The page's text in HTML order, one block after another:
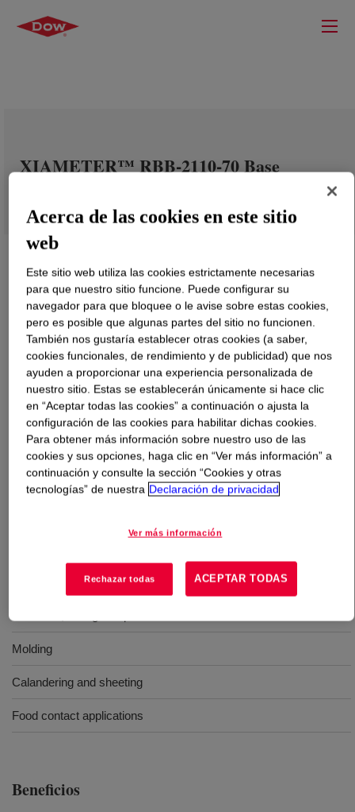
XIAMETER™ RBB-2110-70 Base
Qué esXIAMETER™ RBB-2110-70 Base?
A 70 Durometer, translucent, high strength grade,
uncatalyzed Silicone Rubber Base with high mechanical
properties, high tear strength, ability to accept extending
fillers, and very good hot de-molding. Typical
calandering and sheeting suitable for food contact.
Molding
Calandering and sheeting
Food contact applications
Beneficios
Acerca de las cookies en este sitio
web
Este sitio web utiliza las cookies estrictamente necesarias
para que nuestro sitio funcione. Puede configurar su
navegador para que bloquee o le avise sobre estas cookies,
pero es posible que algunas partes del sitio no funcionen.
También nos gustaría establecer otras cookies (a saber,
cookies funcionales, de rendimiento y de publicidad) que nos
ayuden a proporcionar una experiencia personalizada de
nuestro sitio. Estas se establecerán únicamente si hace clic
en “Aceptar todas las cookies” a continuación o ajusta la
configuración de las cookies para habilitar dichas cookies.
Para obtener más información sobre nuestro uso de las
cookies y sus opciones, haga clic en “Ver más información” a
continuación y consulte la sección “Cookies y otras
tecnologías” de nuestra Declaración de privacidad
Ver más información
Rechazar todas ACEPTAR TODAS